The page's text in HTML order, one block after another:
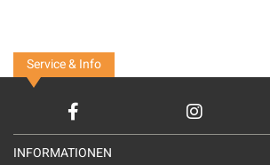
Service & Info
INFORMATIONEN